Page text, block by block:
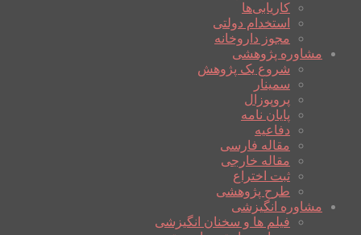
کاریابی‌ها
استخدام دولتی
مجوز داروخانه
مشاوره پژوهشی
شروع یک پژوهش
سمینار
پروپوزال
پایان نامه
دفاعیه
مقاله فارسی
مقاله خارجی
ثبت اختراع
طرح پژوهشی
مشاوره انگیزشی
فیلم ها و سخنان انگیزشی